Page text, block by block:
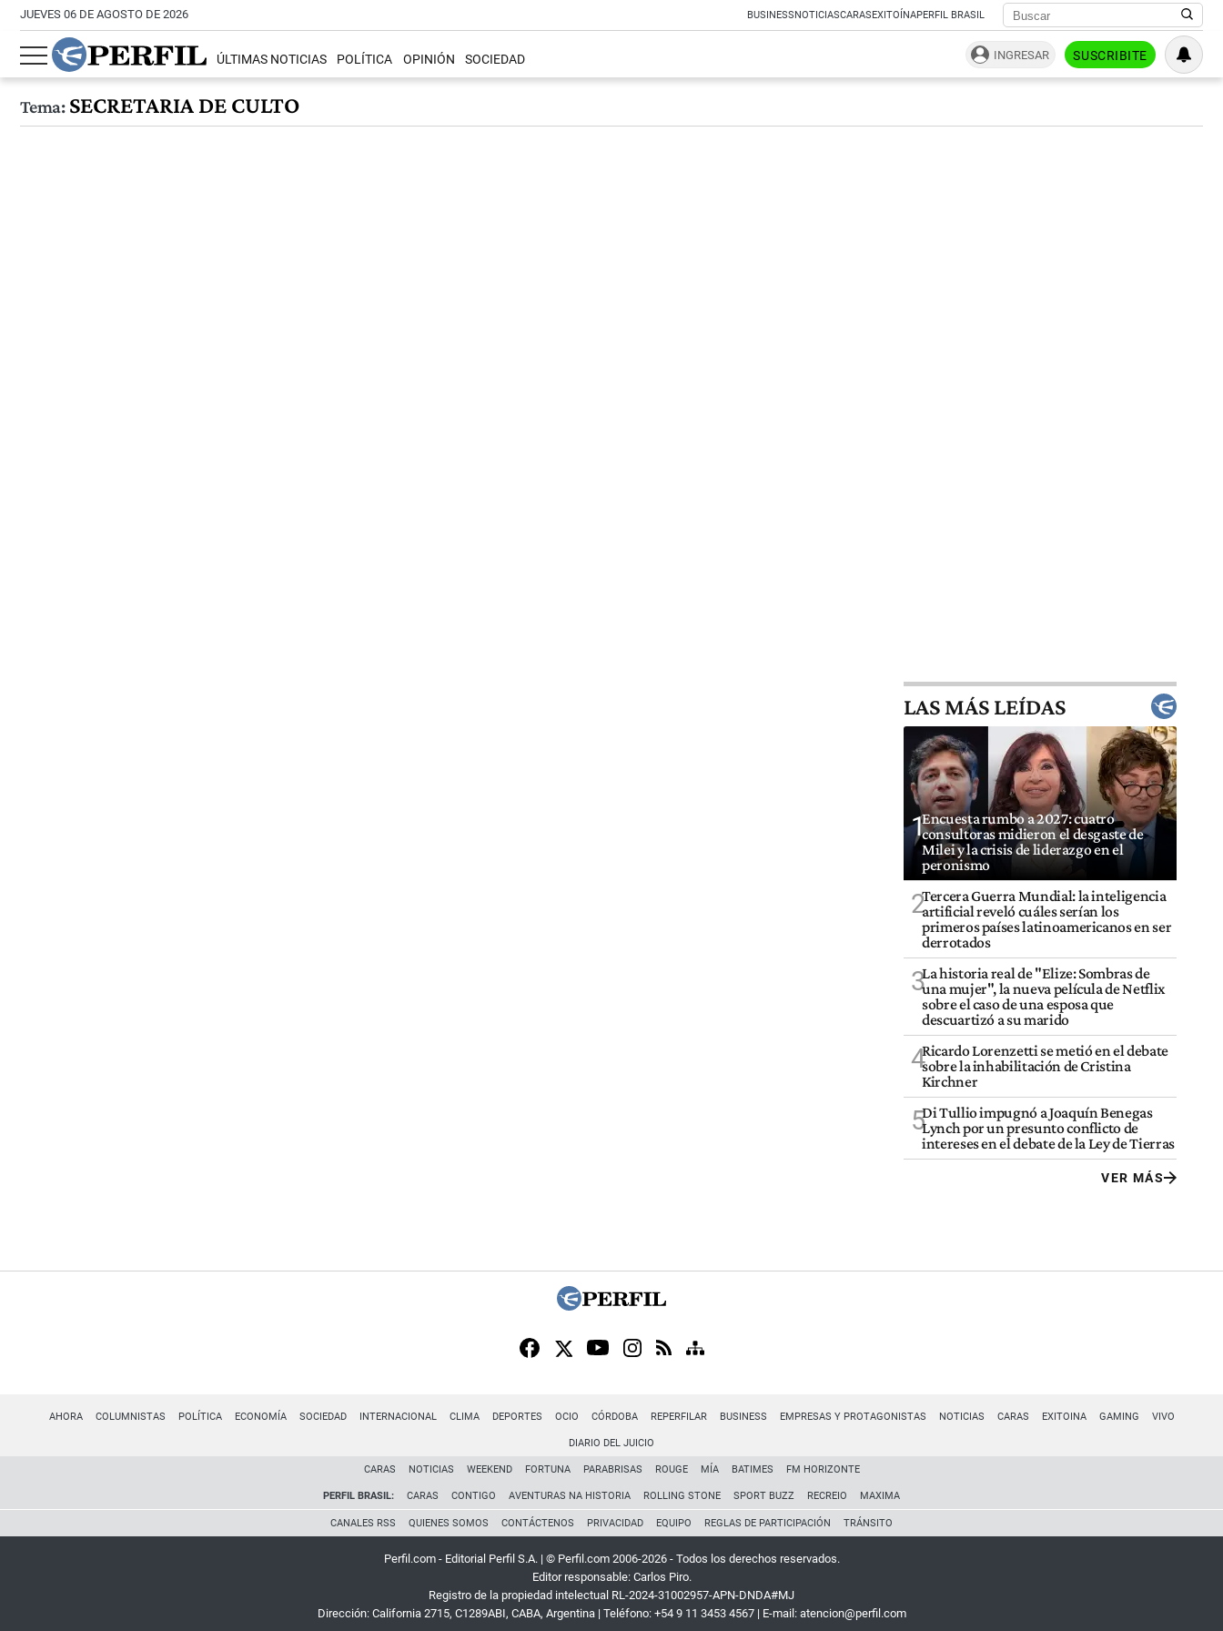
JUEVES 06 DE AGOSTO DE 2026 BUSINESSNOTICIASCARASEXITOÍNAPERFIL BRASIL
ÚLTIMAS NOTICIAS POLÍTICA OPINIÓN SOCIEDAD INGRESAR SUSCRIBITE
Tema:SECRETARIA DE CULTO
LAS MÁS LEÍDAS
1Encuesta rumbo a 2027: cuatro
consultoras midieron el desgaste de
Milei y la crisis de liderazgo en el
peronismo
2Tercera Guerra Mundial: la inteligencia
artificial reveló cuáles serían los
primeros países latinoamericanos en ser
derrotados
3La historia real de "Elize: Sombras de
una mujer", la nueva película de Netflix
sobre el caso de una esposa que
descuartizó a su marido
4Ricardo Lorenzetti se metió en el debate
sobre la inhabilitación de Cristina
Kirchner
5Di Tullio impugnó a Joaquín Benegas
Lynch por un presunto conflicto de
intereses en el debate de la Ley de Tierras
VER MÁS
AHORA COLUMNISTAS POLÍTICA ECONOMÍA SOCIEDAD INTERNACIONAL CLIMA DEPORTES OCIO CÓRDOBA REPERFILAR BUSINESS EMPRESAS Y PROTAGONISTAS NOTICIAS CARAS EXITOINA GAMING VIVO
DIARIO DEL JUICIO
CARAS NOTICIAS WEEKEND FORTUNA PARABRISAS ROUGE MÍA BATIMES FM HORIZONTE
PERFIL BRASIL: CARAS CONTIGO AVENTURAS NA HISTORIA ROLLING STONE SPORT BUZZ RECREIO MAXIMA
CANALES RSS QUIENES SOMOS CONTÁCTENOS PRIVACIDAD EQUIPO REGLAS DE PARTICIPACIÓN TRÁNSITO
Perfil.com - Editorial Perfil S.A. | © Perfil.com 2006-2026 - Todos los derechos reservados.
Editor responsable: Carlos Piro.
Registro de la propiedad intelectual RL-2024-31002957-APN-DNDA#MJ
Dirección: California 2715, C1289ABI, CABA, Argentina| Teléfono: +54 9 11 3453 4567| E-mail: atencion@perfil.com